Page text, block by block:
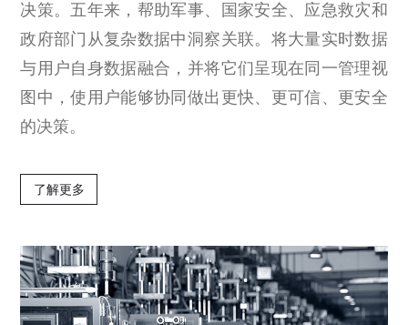
决策。五年来，帮助军事、国家安全、应急救灾和
政府部门从复杂数据中洞察关联。将大量实时数据
与用户自身数据融合，并将它们呈现在同一管理视
图中，使用户能够协同做出更快、更可信、更安全
的决策。
了解更多